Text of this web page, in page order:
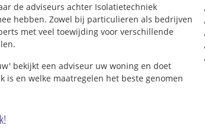
de adviseurs achter Isolatietechniek
hebben. Zowel bij particulieren als bedrijven
met veel toewijding voor verschillende
bekijkt een adviseur uw woning en doet
is en welke maatregelen het beste genomen